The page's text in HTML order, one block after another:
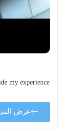
my experience
عرض